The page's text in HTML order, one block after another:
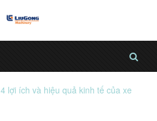
4 lợi ích và hiệu quả kinh tế của xe